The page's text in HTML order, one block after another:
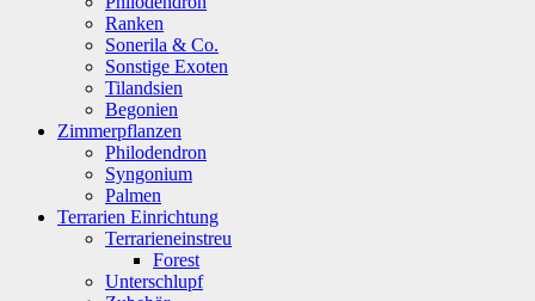
Ranken
Sonerila & Co.
Sonstige Exoten
Tilandsien
Begonien
Zimmerpflanzen
Philodendron
Syngonium
Palmen
Terrarien Einrichtung
Terrarieneinstreu
Forest
Unterschlupf